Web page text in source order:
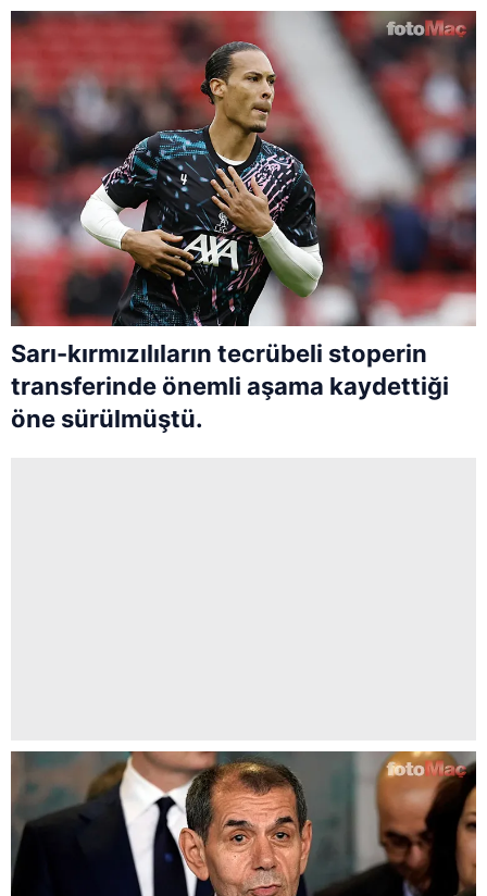
Sarı-kırmızılıların tecrübeli stoperin
transferinde önemli aşama kaydettiği
öne sürülmüştü.